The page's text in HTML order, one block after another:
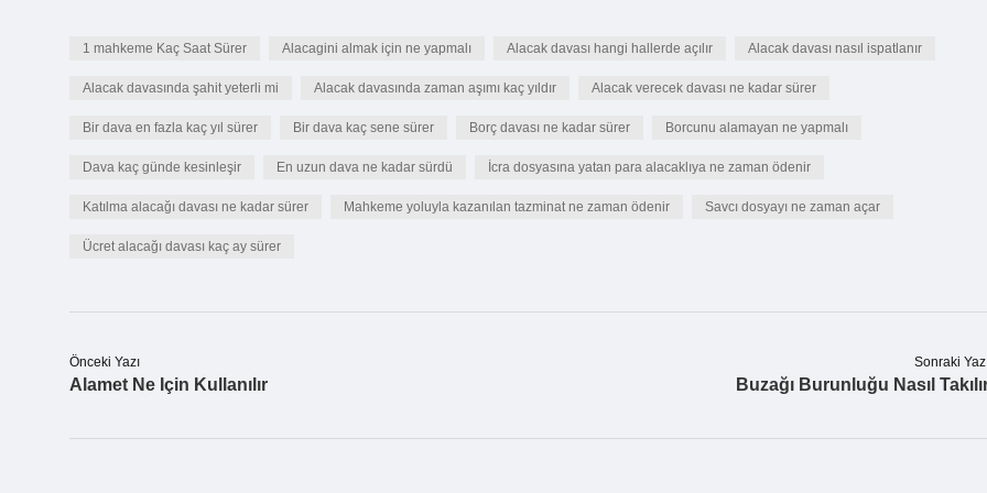
1 mahkeme Kaç Saat Sürer Alacagini almak için ne yapmalı Alacak davası hangi hallerde açılır Alacak davası nasıl ispatlanır
Alacak davasında şahit yeterli mi Alacak davasında zaman aşımı kaç yıldır Alacak verecek davası ne kadar sürer
Bir dava en fazla kaç yıl sürer Bir dava kaç sene sürer Borç davası ne kadar sürer Borcunu alamayan ne yapmalı
Dava kaç günde kesinleşir En uzun dava ne kadar sürdü İcra dosyasına yatan para alacaklıya ne zaman ödenir
Katılma alacağı davası ne kadar sürer Mahkeme yoluyla kazanılan tazminat ne zaman ödenir Savcı dosyayı ne zaman açar
Ücret alacağı davası kaç ay sürer
Önceki Yazı
Alamet Ne Için Kullanılır
Sonraki
Buzağı Burunluğu Nasıl